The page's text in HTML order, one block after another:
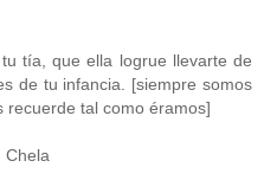
tía, que ella logrue llevarte de
de tu infancia. [siempre somos
recuerde tal como éramos]
Chela